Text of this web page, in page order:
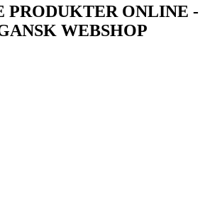
PRODUKTER ONLINE -
WEBSHOP